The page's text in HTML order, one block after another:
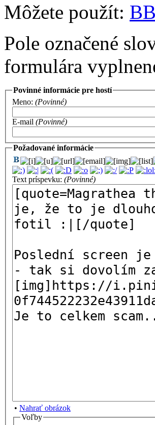
Môžete použít:
Pole označené
formulára
Povinné informácie pre hostí
Meno: (Povinné)
E-mail (Povinné)
Požadované informácie
Text príspevku: (Povinné)
• Nahrať obrázok
Voľby